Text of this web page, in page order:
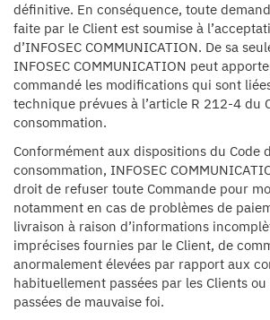
définitive. En conséquence, toute
faite par le Client est soumise à
d’INFOSEC COMMUNICATION. De sa
INFOSEC COMMUNICATION peut
commandé les modifications qui sont
technique prévues à l’article R 212-4 du
consommation.
Conformément aux dispositions du Code
consommation, INFOSEC
droit de refuser toute Commande pour
notamment en cas de problèmes de
livraison à raison d’informations
imprécises fournies par le Client, de
anormalement élevées par rapport aux
habituellement passées par les Clients
passées de mauvaise foi.